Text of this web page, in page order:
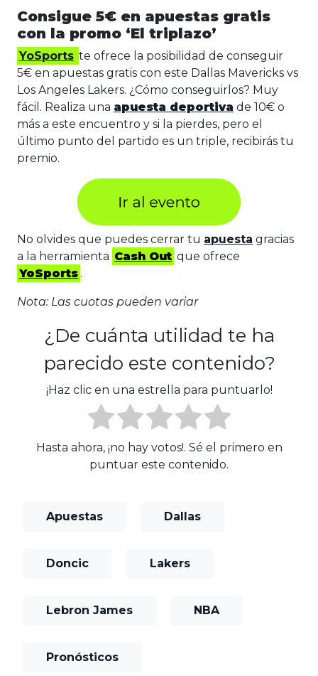
Consigue 5€ en apuestas gratis
con la promo ‘El triplazo’
YoSports te ofrece la posibilidad de conseguir
5€ en apuestas gratis con este Dallas Mavericks vs
Los Angeles Lakers. ¿Cómo conseguirlos? Muy
fácil. Realiza una apuesta deportiva de 10€ o
más a este encuentro y si la pierdes, pero el
último punto del partido es un triple, recibirás tu
premio.
No olvides que puedes cerrar tu apuesta gracias
a la herramienta Cash Out que ofrece
YoSports .
Nota: Las cuotas pueden variar
¿De cuánta utilidad te ha
parecido este contenido?
¡Haz clic en una estrella para puntuarlo!
Hasta ahora, ¡no hay votos!. Sé el primero en
puntuar este contenido.
Apuestas Dallas
Doncic Lakers
Lebron James NBA
Pronósticos